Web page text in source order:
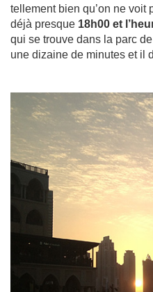
tellement bien qu’on ne voit
déjà presque 18h00 et
qui se trouve dans la parc
une dizaine de minutes et il